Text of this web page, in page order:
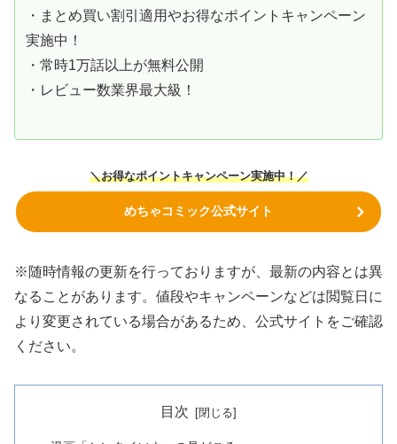
・まとめ買い割引適用やお得なポイントキャンペーン
実施中！
・常時1万話以上が無料公開
・レビュー数業界最大級！
＼お得なポイントキャンペーン実施中！／
めちゃコミック公式サイト
※随時情報の更新を行っておりますが、最新の内容とは異
なることがあります。値段やキャンペーンなどは閲覧日に
より変更されている場合があるため、公式サイトをご確認
ください。
目次